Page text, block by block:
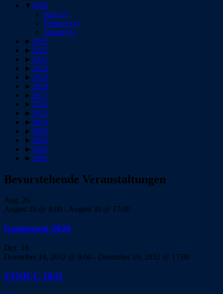
▼ 2026
Juni (2)
Februar(2)
Januar(6)
► 2025
► 2022
► 2021
► 2020
► 2019
► 2018
► 2017
► 2016
► 2015
► 2014
► 2004
► 2003
► 2002
► 2001
Bevorstehende Veranstaltungen
Aug. 26
August 26 @ 8:00 -August 30 @ 17:00
Gamescom 2026
Dez. 18
Dezember 18, 2032 @ 8:00 - Dezember 19, 2032 @ 17:00
STNICC 2032